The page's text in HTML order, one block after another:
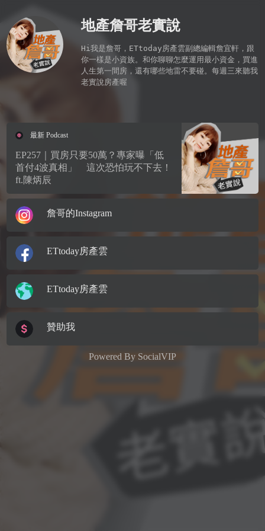
地產詹哥老實說
Hi我是詹哥，ETtoday房產雲副總編輯詹宜軒，跟
你一樣是小資族。和你聊聊怎麼運用最小資金，買進
人生第一間房，還有哪些地雷不要碰。每週三來聽我
老實說房產喔
最新 Podcast
EP257｜買房只要50萬？專家曝「低
首付4波真相」 這次恐怕玩不下去！
ft.陳炳辰
詹哥的Instagram
ETtoday房產雲
ETtoday房產雲
贊助我
Powered By SocialVIP